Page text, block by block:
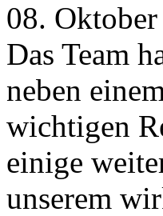
08.
Das Team
neben
wichtigen
einige
unserem